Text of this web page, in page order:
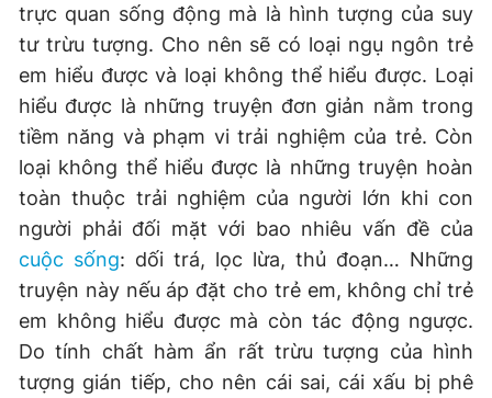
trực quan sống động mà là hình tượng của suy
tư trừu tượng. Cho nên sẽ có loại ngụ ngôn trẻ
em hiểu được và loại không thể hiểu được. Loại
hiểu được là những truyện đơn giản nằm trong
tiềm năng và phạm vi trải nghiệm của trẻ. Còn
loại không thể hiểu được là những truyện hoàn
toàn thuộc trải nghiệm của người lớn khi con
người phải đối mặt với bao nhiêu vấn đề của
cuộc sống: dối trá, lọc lừa, thủ đoạn… Những
truyện này nếu áp đặt cho trẻ em, không chỉ trẻ
em không hiểu được mà còn tác động ngược.
Do tính chất hàm ẩn rất trừu tượng của hình
tượng gián tiếp, cho nên cái sai, cái xấu bị phê